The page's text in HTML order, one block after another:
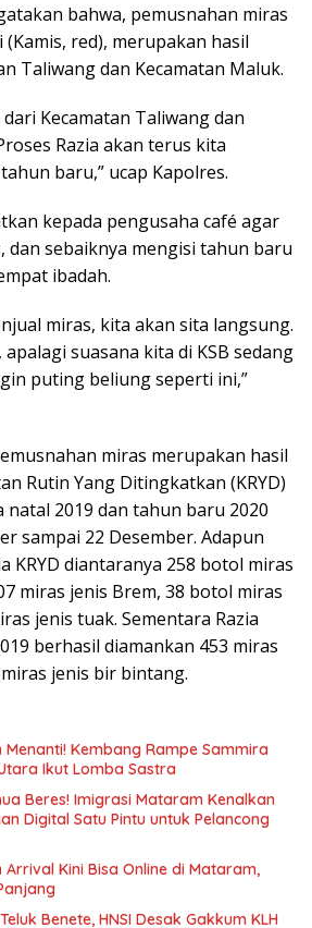
bahwa, pemusnahan miras
red), merupakan hasil
Taliwang dan Kecamatan Maluk.
Kecamatan Taliwang dan
Razia akan terus kita
baru,” ucap Kapolres.
kepada pengusaha café agar
dan sebaiknya mengisi tahun baru
ibadah.
miras, kita akan sita langsung.
suasana kita di KSB sedang
puting beliung seperti ini,”
miras merupakan hasil
Rutin Yang Ditingkatkan (KRYD)
natal 2019 dan tahun baru 2020
sampai 22 Desember. Adapun
KRYD diantaranya 258 botol miras
miras jenis Brem, 38 botol miras
jenis tuak. Sementara Razia
berhasil diamankan 453 miras
jenis bir bintang.
Kembang Rampe Sammira
Ikut Lomba Sastra
Beres! Imigrasi Mataram Kenalkan
Digital Satu Pintu untuk Pelancong
Kini Bisa Online di Mataram,
Benete, HNSI Desak Gakkum KLH